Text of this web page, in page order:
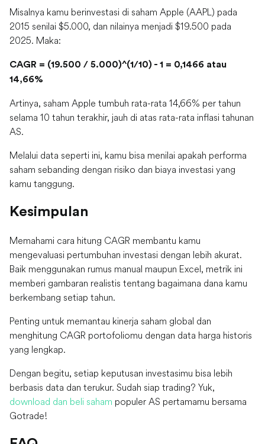
Misalnya kamu berinvestasi di saham Apple (AAPL) pada
2015 senilai $5.000, dan nilainya menjadi $19.500 pada
2025. Maka:
CAGR = (19.500 / 5.000)^(1/10) - 1 = 0,1466 atau
14,66%
Artinya, saham Apple tumbuh rata-rata 14,66% per tahun
selama 10 tahun terakhir, jauh di atas rata-rata inflasi tahunan
AS.
Melalui data seperti ini, kamu bisa menilai apakah performa
saham sebanding dengan risiko dan biaya investasi yang
kamu tanggung.
Kesimpulan
Memahami cara hitung CAGR membantu kamu
mengevaluasi pertumbuhan investasi dengan lebih akurat.
Baik menggunakan rumus manual maupun Excel, metrik ini
memberi gambaran realistis tentang bagaimana dana kamu
berkembang setiap tahun.
Penting untuk memantau kinerja saham global dan
menghitung CAGR portofoliomu dengan data harga historis
yang lengkap.
Dengan begitu, setiap keputusan investasimu bisa lebih
berbasis data dan terukur. Sudah siap trading? Yuk,
download dan beli saham populer AS pertamamu bersama
Gotrade!